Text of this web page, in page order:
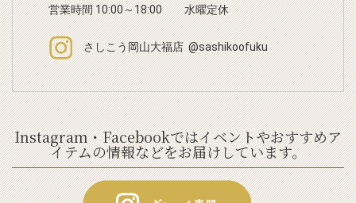
営業時間 10:00～18:00 水曜定休
さしこう岡山大福店 @sashikoofuku
Instagram・Facebookではイベントやおすすめア
イテムの情報などをお届けしています。